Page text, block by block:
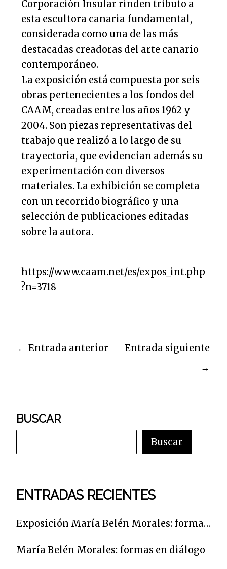
Corporación Insular rinden tributo a
esta escultora canaria fundamental,
considerada como una de las más
destacadas creadoras del arte canario
contemporáneo.
La exposición está compuesta por seis
obras pertenecientes a los fondos del
CAAM, creadas entre los años 1962 y
2004. Son piezas representativas del
trabajo que realizó a lo largo de su
trayectoria, que evidencian además su
experimentación con diversos
materiales. La exhibición se completa
con un recorrido biográfico y una
selección de publicaciones editadas
sobre la autora.
https://www.caam.net/es/expos_int.php
?n=3718
← Entrada anterior
Entrada siguiente
→
BUSCAR
Buscar
ENTRADAS RECIENTES
Exposición María Belén Morales: formas en diálogo
María Belén Morales: formas en diálogo